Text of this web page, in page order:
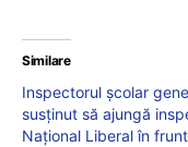
Similare
Inspectorul școlar
susținut să ajungă
Național Liberal în